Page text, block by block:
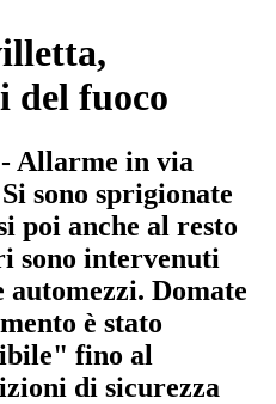
del fuoco
Allarme in via
sono sprigionate
poi anche al resto
sono intervenuti
Domate
è stato
fino al
di sicurezza